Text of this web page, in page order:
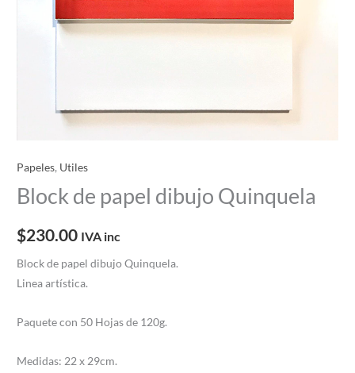
Papeles, Utiles
Block de papel dibujo Quinquela
$230.00 IVA inc
Block de papel dibujo Quinquela.
Linea artística.
Paquete con 50 Hojas de 120g.
Medidas: 22 x 29cm.